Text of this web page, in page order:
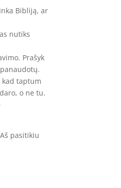
Bibliją, ar
nutiks
Prašyk
kad taptum
o ne tu.
pasitikiu